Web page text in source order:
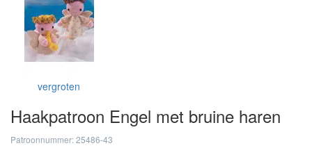
vergroten
Haakpatroon Engel met bruine haren
Patroonnummer: 25486-43